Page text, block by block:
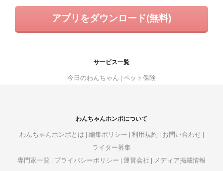
アプリをダウンロード(無料)
サービス一覧
今日のわんちゃん ペット保険
わんちゃんホンポについて
わんちゃんホンポとは 編集ポリシー 利用規約
お問い合わせ
ライター募集
専門家一覧
プライバシーポリシー 運営会社 メディア掲載情報